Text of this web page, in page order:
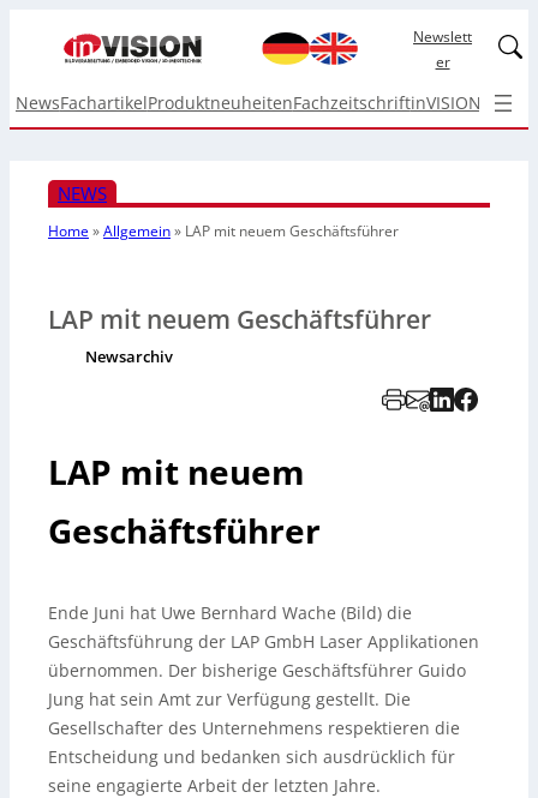
Newslett
er
NewsFachartikelProduktneuheitenFachzeitschriftinVISION Top
NEWS
Home»Allgemein» LAP mit neuem Geschäftsführer
LAP mit neuem Geschäftsführer
Newsarchiv
LAP mit neuem
Geschäftsführer
Ende Juni hat Uwe Bernhard Wache (Bild) die
Geschäftsführung der LAP GmbH Laser Applikationen
übernommen. Der bisherige Geschäftsführer Guido
Jung hat sein Amt zur Verfügung gestellt. Die
Gesellschafter des Unternehmens respektieren die
Entscheidung und bedanken sich ausdrücklich für
seine engagierte Arbeit der letzten Jahre.